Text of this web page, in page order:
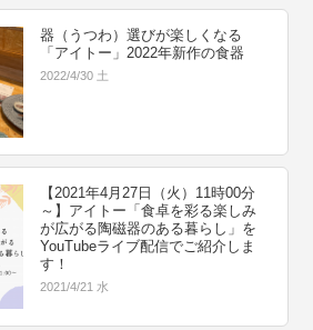
器（うつわ）選びが楽しくなる
「アイトー」2022年新作の食器
2022/4/30 土
【2021年4月27日（火）11時00分
～】アイトー「食卓を彩る楽しみ
が広がる陶磁器のある暮らし」を
YouTubeライブ配信でご紹介しま
す！
2021/4/21 水